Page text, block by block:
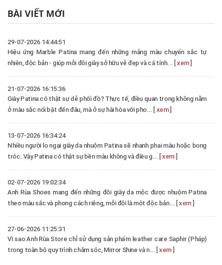
BÀI VIẾT MỚI
29-07-2026 14:44:51
Hiệu ứng Marble Patina mang đến những mảng màu chuyển sắc tự
nhiên, độc bản - giúp mỗi đôi giày sở hữu vẻ đẹp và cá tính... [xem]
21-07-2026 16:15:36
Giày Patina có thật sự dễ phối đồ? Thực tế, điều quan trọng không nằm
ở màu sắc nổi bật đến đâu, mà ở sự hài hòa với pho... [xem]
13-07-2026 16:34:24
Nhiều người lo ngại giày da nhuộm Patina sẽ nhanh phai màu hoặc bong
tróc. Vậy Patina có thật sự bền màu không và điều g... [xem]
02-07-2026 19:02:34
Anh Rùa Shoes mang đến những đôi giày da mộc được nhuộm Patina
theo màu sắc và phong cách riêng, mỗi đôi là một độc bản... [xem]
27-06-2026 11:25:31
Vì sao Anh Rùa Store chỉ sử dụng sản phẩm leather care Saphir (Pháp)
trong toàn bộ quy trình chăm sóc, Mirror Shine và n... [xem]